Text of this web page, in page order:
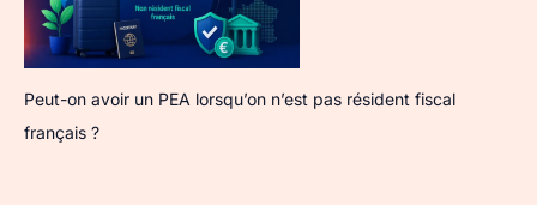
Peut-on avoir un PEA lorsqu’on n’est pas résident fiscal
français ?